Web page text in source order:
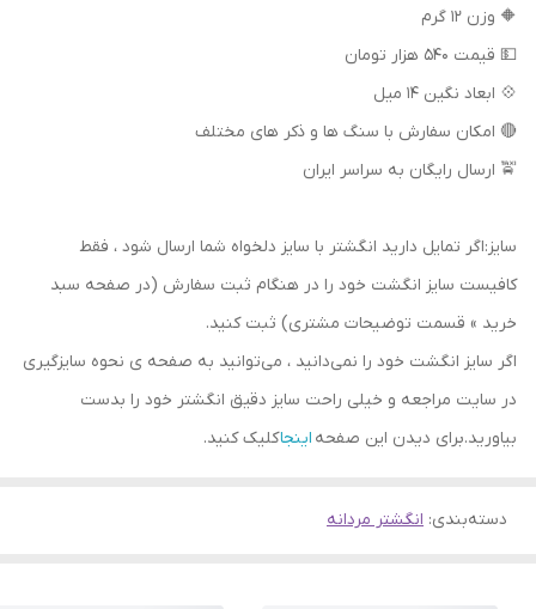
🔶 وزن ۱۲ گرم
💵 قیمت ۵۴۰ هزار تومان
💠 ابعاد نگین ۱۴ میل
🔴 امکان سفارش با سنگ ها و ذکر های مختلف
🚖 ارسال رایگان به سراسر ایران
سایز:اگر تمایل دارید انگشتر با سایز دلخواه شما ارسال شود ، فقط
کافیست سایز انگشت خود را در هنگام ثبت سفارش (در صفحه سبد
خرید » قسمت توضیحات مشتری) ثبت کنید.
اگر سایز انگشت خود را نمی‌دانید ، می‌توانید به صفحه ی نحوه سایزگیری
در سایت مراجعه و خیلی راحت سایز دقیق انگشتر خود را بدست
بیاورید.برای دیدن این صفحه اینجاکلیک کنید.
دسته‌بندی: انگشتر مردانه